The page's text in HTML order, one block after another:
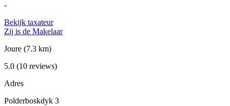
-
Bekijk taxateur
Zij is de Makelaar
Joure (7.3 km)
5.0 (10 reviews)
Adres
Polderboskdyk 3